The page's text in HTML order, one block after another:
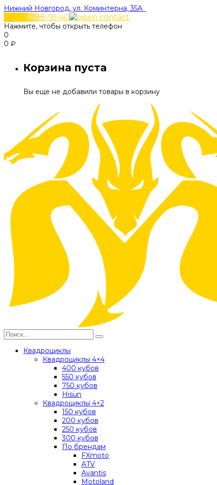
Нижний Новгород, ул. Коминтерна, 35А
+7 831 288-91-40
Нажмите, чтобы открыть телефон
0
0 ₽
Корзина пуста
Вы еще не добавили товары в корзину
Квадроциклы
Квадроциклы 4×4
400 кубов
550 кубов
750 кубов
Hisun
Квадроциклы 4×2
150 кубов
200 кубов
250 кубов
300 кубов
По брендам
FXmoto
ATV
Avantis
Motoland